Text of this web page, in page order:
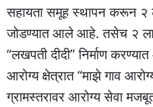
सहायता समूह स्थापन करून २
जोडण्यात आले आहे. तसेच २
“लखपती दीदी” निर्माण
आरोग्य क्षेत्रात “माझे गाव
ग्रामस्तरावर आरोग्य सेवा